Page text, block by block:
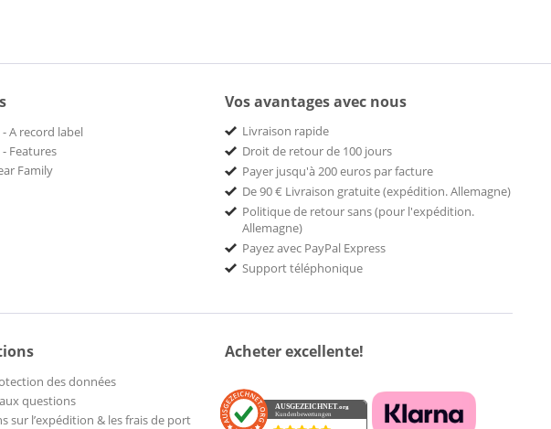
A record label
Features
Family
Vos avantages avec nous
Livraison rapide
Droit de retour de 100 jours
Payer jusqu'à 200 euros par facture
De 90 € Livraison gratuite (expédition. Allemagne)
Politique de retour sans (pour l'expédition.
Allemagne)
Payez avec PayPal Express
Support téléphonique
des données
questions
sur l’expédition & les frais de port
Acheter excellente!
AUSGEZEICHNET.org
Kundenbewertungen